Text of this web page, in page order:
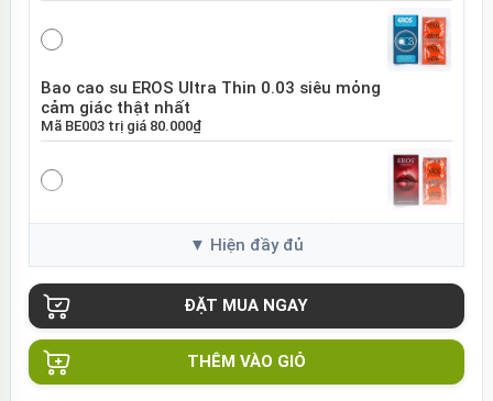
Bao cao su EROS Ultra Thin 0.03 siêu mỏng
cảm giác thật nhất
Mã BE003trị giá 80.000₫
Bao cao su EROS Super Dotted gai nổi tăng
MãBES01trị giá80.000₫
Bao cao su Sure DongKuk Ultra Thin siêu
mỏng chân thật Hàn Quốc
THÊM VÀO GIỎ